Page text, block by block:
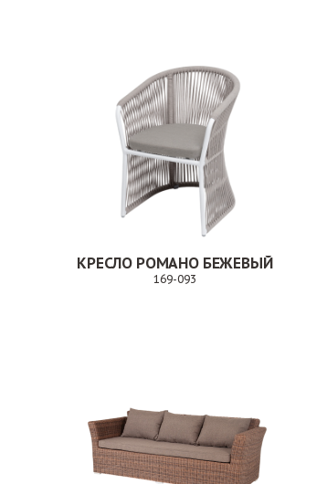
КРЕСЛО РОМАНО БЕЖЕВЫЙ
169-093